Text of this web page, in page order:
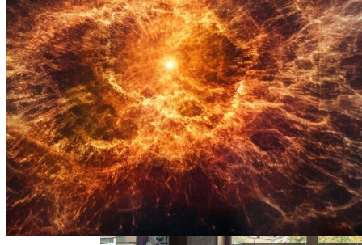
Идеи Для Дизайна Квартиры: От Декора
До Масштабного Ремонта